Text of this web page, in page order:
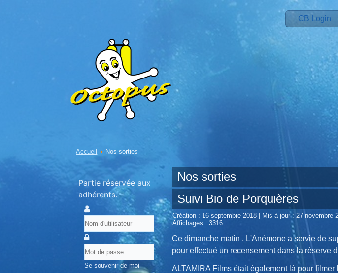
CB Login
Accueil Nos sorties
Partie réservée aux
adhérents.
Se souvenir de moi
Nos sorties
Suivi Bio de Porquières
Création : 16 septembre 2018 Mis à jour : 27 novembre
Affichages : 3316
Ce dimanche matin , L'Anémone a servie de
pour effectué un recensement dans la réserve
ALTAMIRA Films était également là pour